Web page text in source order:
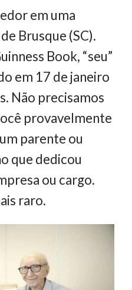
em uma
Brusque (SC).
Book, “seu”
em 17 de janeiro
Não precisamos
provavelmente
parente ou
que dedicou
ou cargo.
raro.